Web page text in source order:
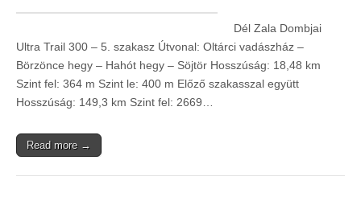
Dél Zala Dombjai
Ultra Trail 300 – 5. szakasz Útvonal: Oltárci vadászház –
Börzönce hegy – Hahót hegy – Söjtör Hosszúság: 18,48 km
Szint fel: 364 m Szint le: 400 m Előző szakasszal együtt
Hosszúság: 149,3 km Szint fel: 2669…
Read more →